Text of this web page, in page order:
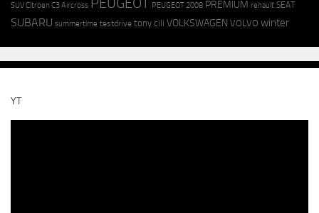
SUV Citroen C3 Aircross PEUGEOT 2008 PREMIUM renault SEAT
SUBARU summertime testdrive tony cili VOLKSWAGEN VOLVO winter
YT